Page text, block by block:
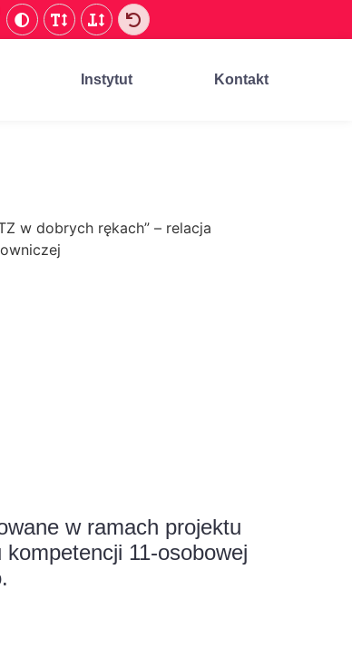
Instytut Kontakt
w dobrych rękach” – relacja
w ramach projektu
kompetencji 11-osobowej